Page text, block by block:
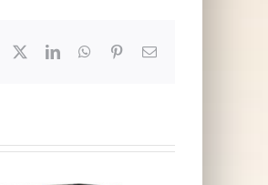
Facebook LinkedInWhatsApp
Pinterest
E-